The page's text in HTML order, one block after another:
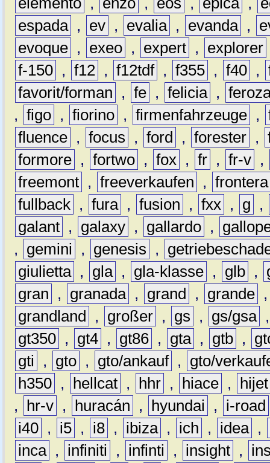
espada , ev , evalia , evanda ,
evoque , exeo , expert , explorer
f-150 , f12 , f12tdf , f355 , f40 ,
favorit/forman
, fe , felicia ,
, figo , fiorino , firmenfahrzeuge ,
fluence , focus , ford , forester ,
formore , fortwo , fox , fr , fr-v ,
freemont , freeverkaufen , frontera
fullback , fura , fusion , fxx , g
,
galant , galaxy , gallardo ,
,
gemini , genesis ,
giulietta , gla , gla-klasse , glb ,
gran
, granada , grand , grande
grandland
, großer , gs , gs/gsa
gt350 , gt4 , gt86 , gta , gtb ,
gti
, gto , gto/ankauf ,
gto/
h350 , hellcat , hhr , hiace ,
hijet
,
hr-v , huracán , hyundai ,
i-road
i40 , i5 , i8 , ibiza , ich , idea ,
inca , infiniti , infinti , insight ,